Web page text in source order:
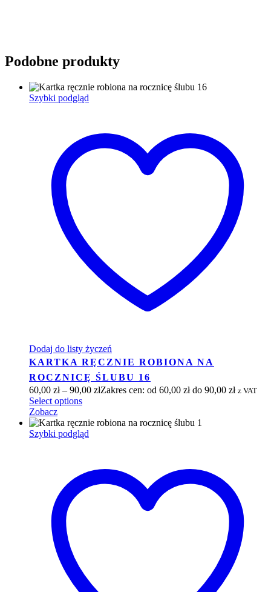
Podobne produkty
Szybki podgląd
Dodaj do listy życzeń
KARTKA RĘCZNIE ROBIONA NA
ROCZNICĘ ŚLUBU 16
60,00 zł – 90,00 złZakres cen: od 60,00 zł do 90,00 zł z VAT
Select options
Zobacz
Szybki podgląd